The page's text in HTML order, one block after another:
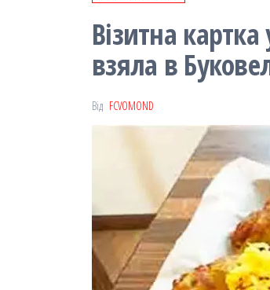
Візитна
взяла в
Від FCVOMOND